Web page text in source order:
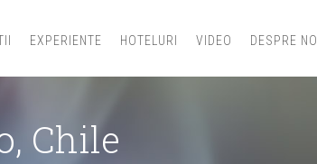
EXPERIENTE HOTELURI VIDEO DESPRE NOI
Chile